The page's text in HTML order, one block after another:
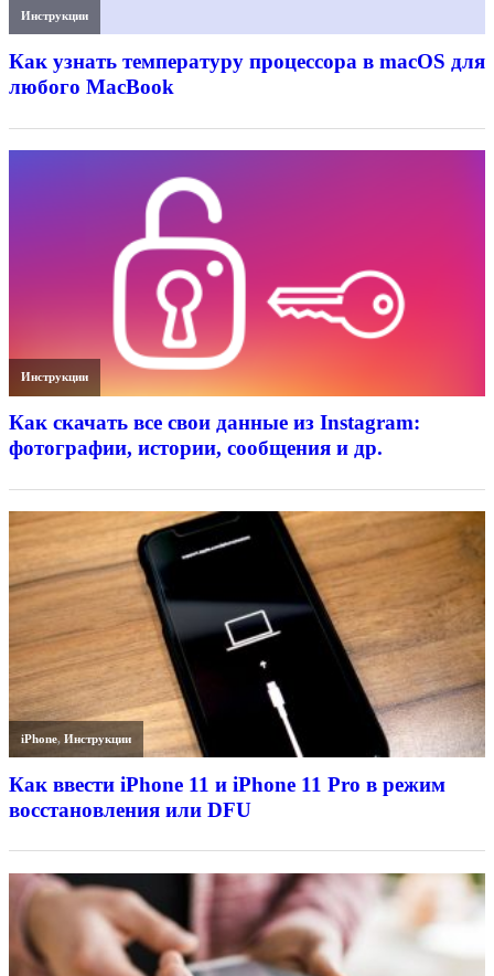
Инструкции
Как узнать температуру процессора в macOS для
любого MacBook
Инструкции
Как скачать все свои данные из Instagram:
фотографии, истории, сообщения и др.
iPhone,Инструкции
Как ввести iPhone 11 и iPhone 11 Pro в режим
восстановления или DFU